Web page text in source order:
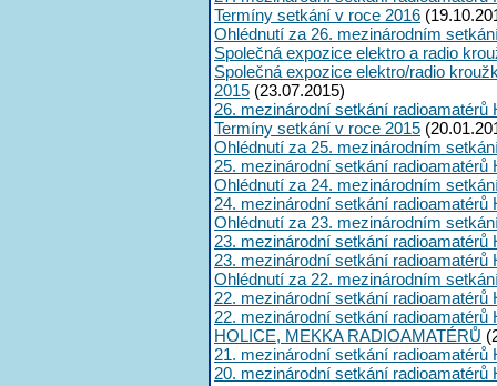
Termíny setkání v roce 2016
Ohlédnutí za 26. mezinárodním
Společná expozice elektro a radio
Společná expozice elektro/radio
2015 (23.07.2015)
26. mezinárodní setkání radioamatérů
Termíny setkání v roce 2015
Ohlédnutí za 25. mezinárodním
25. mezinárodní setkání radioamatérů
Ohlédnutí za 24. mezinárodním
24. mezinárodní setkání radioamatérů
Ohlédnutí za 23. mezinárodním
23. mezinárodní setkání
23. mezinárodní setkání radioamatérů
Ohlédnutí za 22. mezinárodním
22. mezinárodní setkání
22. mezinárodní setkání radioamatérů
HOLICE, MEKKA RADIOAMATÉRŮ
21. mezinárodní setkání radioamatérů
20. mezinárodní setkání radioamatérů